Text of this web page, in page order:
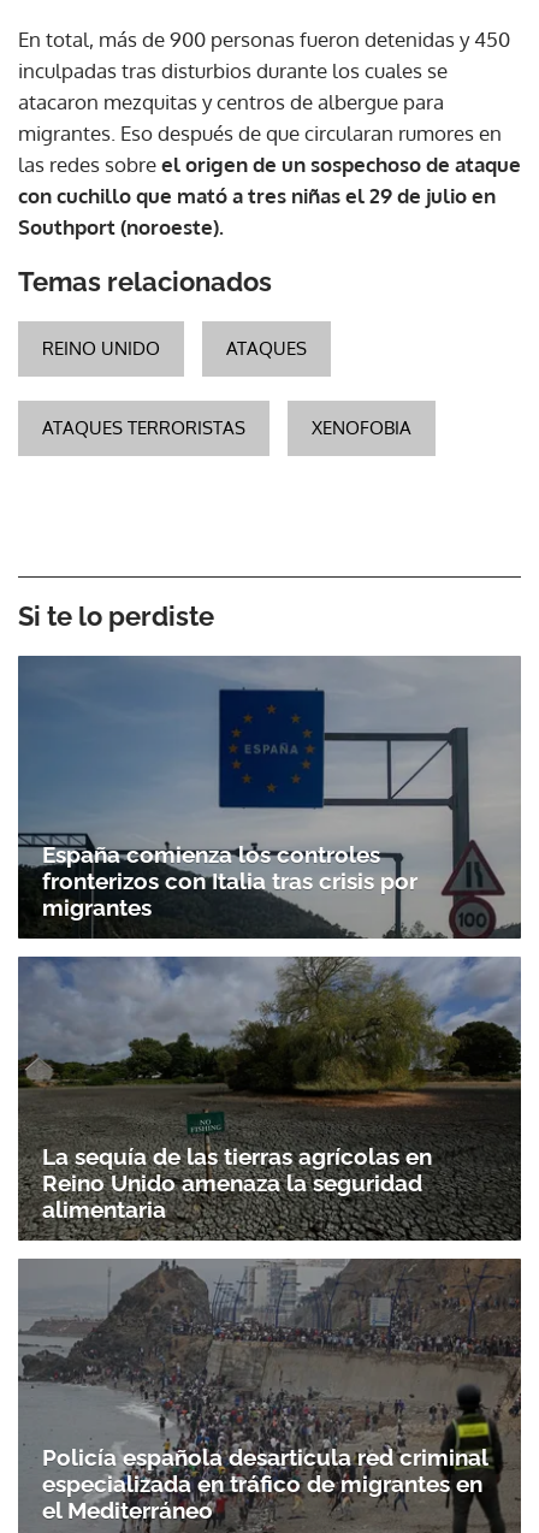
En total, más de 900 personas fueron detenidas y 450
inculpadas tras disturbios durante los cuales se
atacaron mezquitas y centros de albergue para
migrantes. Eso después de que circularan rumores en
las redes sobreel origen de un sospechoso de ataque
con cuchillo que mató a tres niñas el 29 de julio en
Southport (noroeste).
Temas relacionados
REINO UNIDO ATAQUES
ATAQUES TERRORISTAS XENOFOBIA
Si te lo perdiste
España comienza los controles
fronterizos con Italia tras crisis por
migrantes
La sequía de las tierras agrícolas en
Reino Unido amenaza la seguridad
alimentaria
Policía española desarticula red criminal
especializada en tráfico de migrantes en
el Mediterráneo